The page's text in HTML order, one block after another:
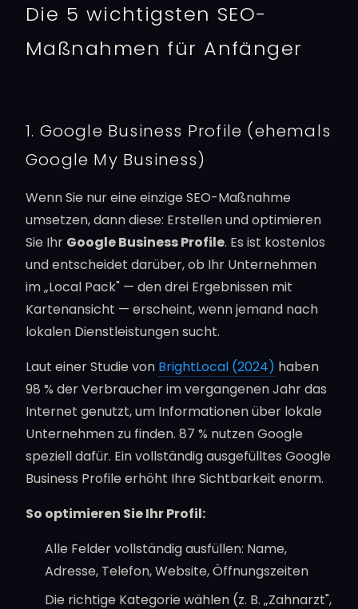
Die 5 wichtigsten SEO-
Maßnahmen für Anfänger
1. Google Business Profile (ehemals
Google My Business)
Wenn Sie nur eine einzige SEO-Maßnahme
umsetzen, dann diese: Erstellen und optimieren
Sie Ihr Google Business Profile. Es ist kostenlos
und entscheidet darüber, ob Ihr Unternehmen
im „Local Pack" — den drei Ergebnissen mit
Kartenansicht — erscheint, wenn jemand nach
lokalen Dienstleistungen sucht.
Laut einer Studie von BrightLocal (2024) haben
98 % der Verbraucher im vergangenen Jahr das
Internet genutzt, um Informationen über lokale
Unternehmen zu finden. 87 % nutzen Google
speziell dafür. Ein vollständig ausgefülltes Google
Business Profile erhöht Ihre Sichtbarkeit enorm.
So optimieren Sie Ihr Profil:
Alle Felder vollständig ausfüllen: Name,
Adresse, Telefon, Website, Öffnungszeiten
Die richtige Kategorie wählen (z. B. „Zahnarzt",